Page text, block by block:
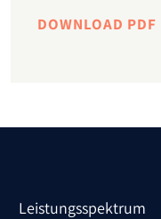
DOWNLOAD PDF
Leistungsspektrum